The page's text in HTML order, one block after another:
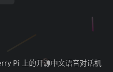
Pi 上的开源中文语音对话机